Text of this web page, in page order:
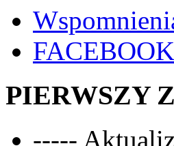
FACEBOOK
PIERWSZY
-----